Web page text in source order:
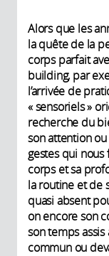
Alors que les
la quête de la
corps parfait
building, par
l’arrivée de
« sensoriels »
recherche du
son attention
gestes qui
corps et sa
la routine et de
quasi absent
on encore son
son temps
commun ou